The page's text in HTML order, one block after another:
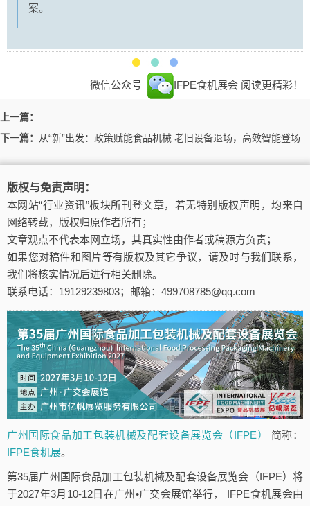
案。
微信公众号 IFPE食机展会 阅读更精彩！
上一篇：
下一篇： 从“新”出发：政策赋能食品机械 老旧设备退场，高效智能登场
版权与免责声明：
本网站“行业资讯”板块所刊登文章，若无特别版权声明，均来自
网络转载，版权归原作者所有；
文章观点不代表本网立场，其真实性由作者或稿源方负责；
如果您对稿件和图片等有版权及其它争议，请及时与我们联系，
我们将核实情况后进行相关删除。
联系电话：19129239803；邮箱：499708785@qq.com
广州国际食品加工包装机械及配套设备展览会（IFPE）
简称：
IFPE食机展。
第35届广州国际食品加工包装机械及配套设备展览会（IFPE）将
于2027年3月10-12日在广州•广交会展馆举行， IFPE食机展会由